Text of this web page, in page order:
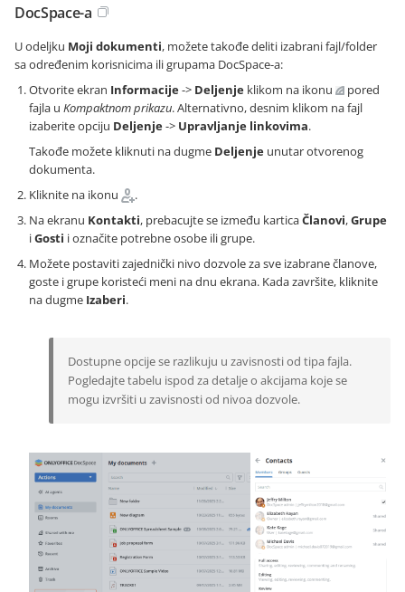
DocSpace-a
U odeljku Moji dokumenti, možete takođe deliti izabrani fajl/folder
sa određenim korisnicima ili grupama DocSpace-a:
Otvorite ekran Informacije-> Deljenje klikom na ikonu
pored
fajla u Kompaktnom prikazu. Alternativno, desnim klikom na fajl
izaberite opciju Deljenje-> Upravljanje linkovima.
Takođe možete kliknuti na dugme Deljenje unutar otvorenog
dokumenta.
Kliknite na ikonu
.
Na ekranu Kontakti, prebacujte se između karticaČlanovi,Grupe
iGosti i označite potrebne osobe ili grupe.
Možete postaviti zajednički nivo dozvole za sve izabrane članove,
goste i grupe koristeći meni na dnu ekrana. Kada završite, kliknite
na dugme Izaberi.
Dostupne opcije se razlikuju u zavisnosti od tipa fajla.
Pogledajte tabelu ispod za detalje o akcijama koje se
mogu izvršiti u zavisnosti od nivoa dozvole.